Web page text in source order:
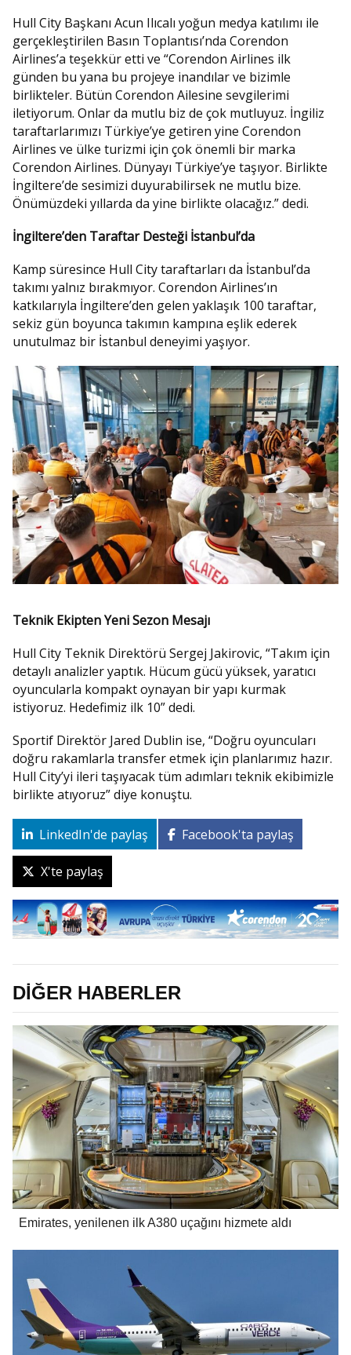
Hull City Başkanı Acun Ilıcalı yoğun medya katılımı ile
gerçekleştirilen Basın Toplantısı’nda Corendon
Airlines’a teşekkür etti ve “Corendon Airlines ilk
günden bu yana bu projeye inandılar ve bizimle
birlikteler. Bütün Corendon Ailesine sevgilerimi
iletiyorum. Onlar da mutlu biz de çok mutluyuz. İngiliz
taraftarlarımızı Türkiye’ye getiren yine Corendon
Airlines ve ülke turizmi için çok önemli bir marka
Corendon Airlines. Dünyayı Türkiye’ye taşıyor. Birlikte
İngiltere’de sesimizi duyurabilirsek ne mutlu bize.
Önümüzdeki yıllarda da yine birlikte olacağız.” dedi.
İngiltere’den Taraftar Desteği İstanbul’da
Kamp süresince Hull City taraftarları da İstanbul’da
takımı yalnız bırakmıyor. Corendon Airlines’ın
katkılarıyla İngiltere’den gelen yaklaşık 100 taraftar,
sekiz gün boyunca takımın kampına eşlik ederek
unutulmaz bir İstanbul deneyimi yaşıyor.
Teknik Ekipten Yeni Sezon Mesajı
Hull City Teknik Direktörü Sergej Jakirovic, “Takım için
detaylı analizler yaptık. Hücum gücü yüksek, yaratıcı
oyuncularla kompakt oynayan bir yapı kurmak
istiyoruz. Hedefimiz ilk 10” dedi.
Sportif Direktör Jared Dublin ise, “Doğru oyuncuları
doğru rakamlarla transfer etmek için planlarımız hazır.
Hull City’yi ileri taşıyacak tüm adımları teknik ekibimizle
birlikte atıyoruz” diye konuştu.
LinkedIn'de paylaş Facebook'ta paylaş
X'te paylaş
DİĞER HABERLER
Emirates, yenilenen ilk A380 uçağını hizmete aldı